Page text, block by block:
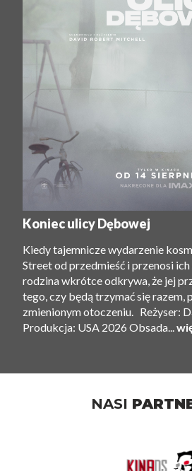
Koniec ulicy Dębowej
Kiedy tajemnicze wydarzenie
Street od przedmieść i przenosi
rodzina wkrótce odkrywa, że ​​jej
tego, czy będą trzymać się razem,
zmienionym otoczeniu. Reżyser:
Produkcja: USA 2026 Obsada...
NASI